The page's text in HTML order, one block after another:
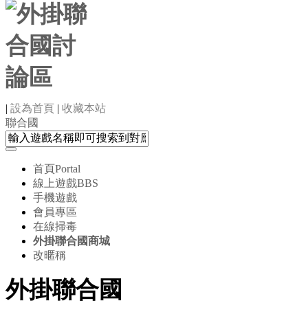
| 設為首頁 | 收藏本站
聯合國
首頁Portal
線上遊戲BBS
手機遊戲
會員專區
在線掃毒
外掛聯合國商城
改暱稱
外掛聯合國